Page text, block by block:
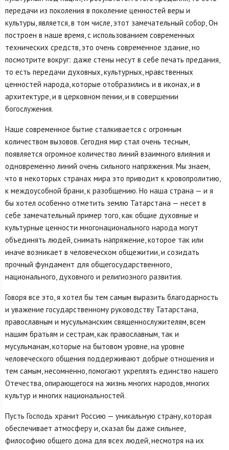
передачи из поколения в поколение ценностей веры и
культуры, является, в том числе, этот замечательный собор, Он
построен в наше время, с использованием современных
технических средств, это очень современное здание, но
посмотрите вокруг: даже стены несут в себе печать предания,
то есть передачи духовных, культурных, нравственных
ценностей народа, которые отобразились и в иконах, и в
архитектуре, и в церковном пении, и в совершении
богослужения.
Наше современное бытие сталкивается с огромным
количеством вызовов. Сегодня мир стал очень тесным,
появляется огромное количество линий взаимного влияния и
одновременно линий очень сильного напряжения. Мы знаем,
что в некоторых странах мира это приводит к кровопролитию,
к междоусобной брани, к разобщению. Но наша страна — и я
бы хотел особенно отметить землю Татарстана — несет в
себе замечательный пример того, как общие духовные и
культурные ценности многонационального народа могут
объединять людей, снимать напряжение, которое так или
иначе возникает в человеческом общежитии, и созидать
прочный фундамент для общегосударственного,
национального, духовного и религиозного развития.
Говоря все это, я хотел бы тем самым выразить благодарность
и уважение государственному руководству Татарстана,
православным и мусульманским священнослужителям, всем
нашим братьям и сестрам, как православным, так и
мусульманам, которые на бытовом уровне, на уровне
человеческого общения поддерживают добрые отношения и
тем самым, несомненно, помогают укреплять единство нашего
Отечества, опирающегося на жизнь многих народов, многих
культур и многих национальностей.
Пусть Господь хранит Россию — уникальную страну, которая
обеспечивает атмосферу и, сказал бы даже сильнее,
философию общего дома для всех людей, несмотря на их